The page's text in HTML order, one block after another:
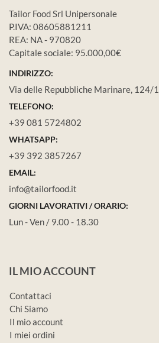
Tailor Food Srl Unipersonale
P.IVA: 08605881211
REA: NA - 970820
Capitale sociale: 95.000,00€
INDIRIZZO:
Via delle Repubbliche Marinare, 124/
TELEFONO:
+39 081 5724802
WHATSAPP:
+39 392 3857267
EMAIL:
info@tailorfood.it
GIORNI LAVORATIVI / ORARIO:
Lun - Ven / 9.00 - 18.30
IL MIO ACCOUNT
Contattaci
Chi Siamo
Il mio account
I miei ordini